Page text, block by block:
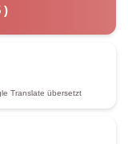
)
Translate übersetzt